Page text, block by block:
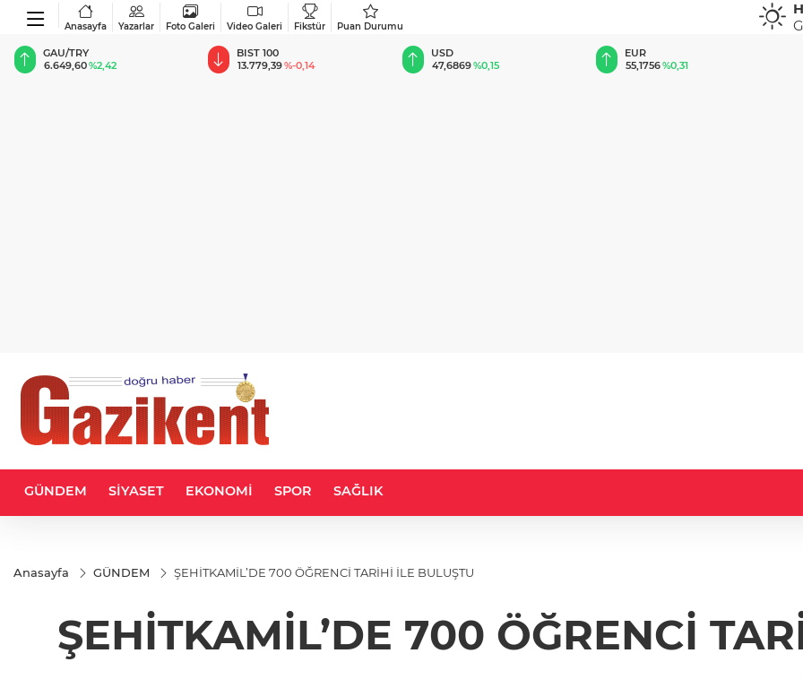
Anasayfa Yazarlar Foto Galeri Video Galeri Fikstür Puan Durumu
BIST 100
13.779,39 %-0,14
USD
47,6869%0,15
EUR
55,1756%0,31
GBP
64,3870%0,37
GÜNDEM SİYASET EKONOMİ SPOR SAĞLIK
Anasayfa GÜNDEM ŞEHİTKAMİL’DE 700 ÖĞRENCİ TARİHİ İLE BULUŞTU
ŞEHİTKAMİL’DE 700 ÖĞRENCİ